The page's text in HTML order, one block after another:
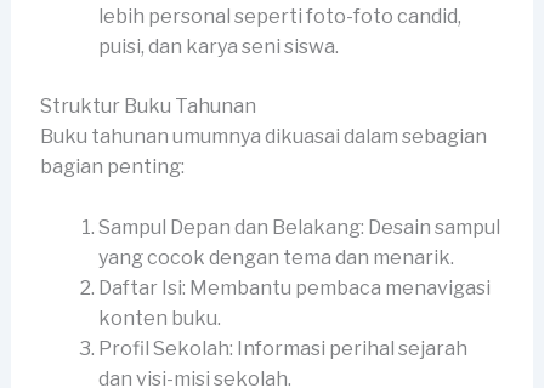
lebih personal seperti foto-foto candid,
puisi, dan karya seni siswa.
Struktur Buku Tahunan
Buku tahunan umumnya dikuasai dalam sebagian
bagian penting:
Sampul Depan dan Belakang: Desain sampul
yang cocok dengan tema dan menarik.
Daftar Isi: Membantu pembaca menavigasi
konten buku.
Profil Sekolah: Informasi perihal sejarah
dan visi-misi sekolah.